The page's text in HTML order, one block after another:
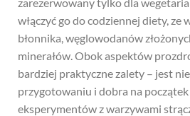
włączyć go do codziennej diety, ze
błonnika, węglowodanów
minerałów. Obok aspektów
bardziej praktyczne zalety – jest
przygotowaniu i dobra na
eksperymentów z warzywami